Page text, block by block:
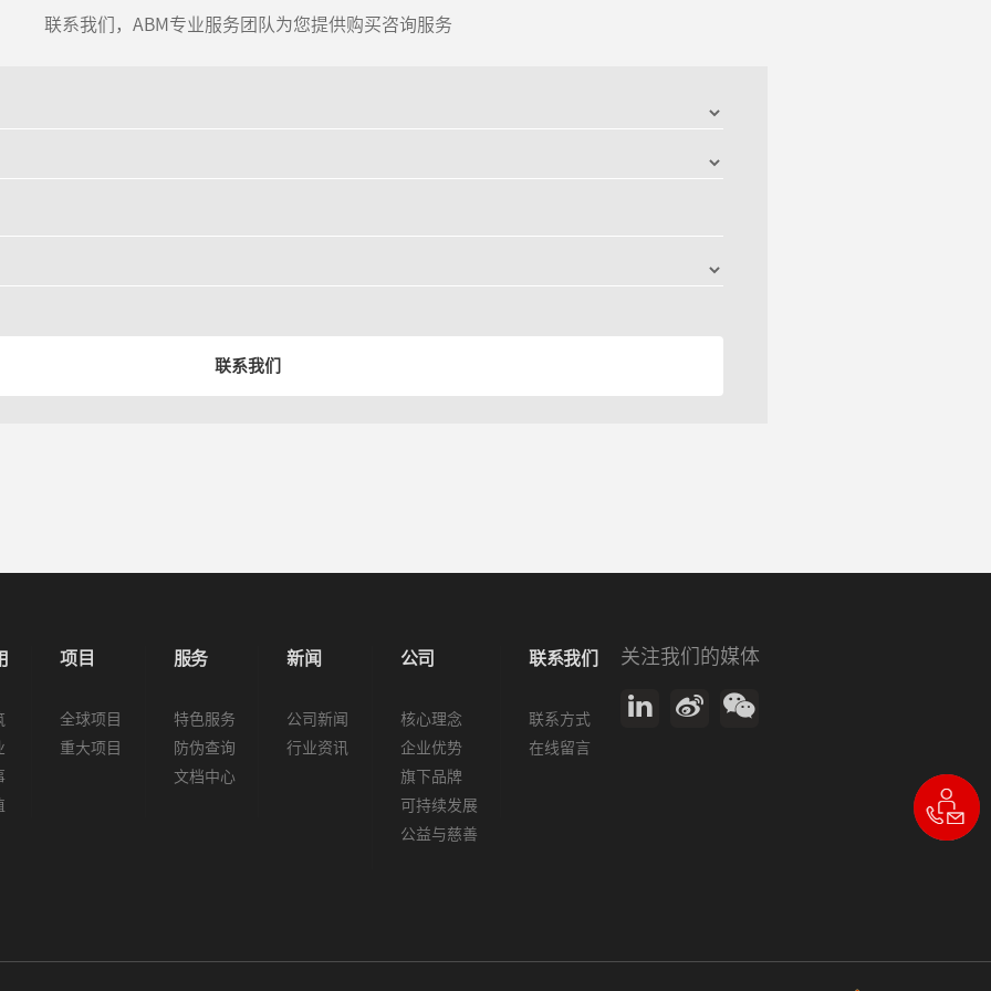
联系我们，ABM专业服务团队为您提供购买咨询服务
关注我们的媒体
项目
全球项目
重大项目
服务
特色服务
防伪查询
文档中心
新闻
公司新闻
行业资讯
公司
核心理念
企业优势
旗下品牌
可持续发展
公益与慈善
联系我们
联系方式
在线留言